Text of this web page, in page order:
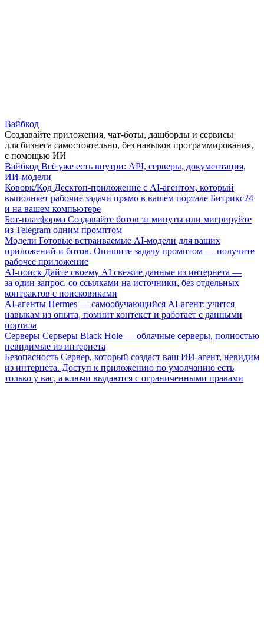
Вайбкод
Создавайте приложения, чат-боты, дашборды и сервисы
для бизнеса самостоятельно, без навыков программирования,
с помощью ИИ
Вайбкод Всё уже есть внутри: API, серверы, документация,
ИИ-модели
Коворк/Код Десктоп-приложение с AI-агентом, который
выполняет рабочие задачи прямо в вашем портале Битрикс24
и на вашем компьютере
Бот-платформа Создавайте ботов за минуты или мигрируйте
из Telegram одним промптом
Модели Готовые встраиваемые AI-модели для ваших
приложений и ботов. Опишите задачу промптом — получите
рабочее приложение
AI-поиск Дайте своему AI свежие данные из интернета —
за один запрос, со ссылками на источники, без отдельных
контрактов с поисковиками
AI-агенты Hermes — самообучающийся AI-агент: учится
навыкам из опыта, помнит контекст и работает с данными
портала
Серверы Серверы Black Hole — облачные серверы, полностью
невидимые из интернета
Безопасность Сервер, который создаст ваш ИИ-агент, невидим
из интернета. Доступ к приложению по умолчанию есть
только у вас, а ключи выдаются с ограниченными правами